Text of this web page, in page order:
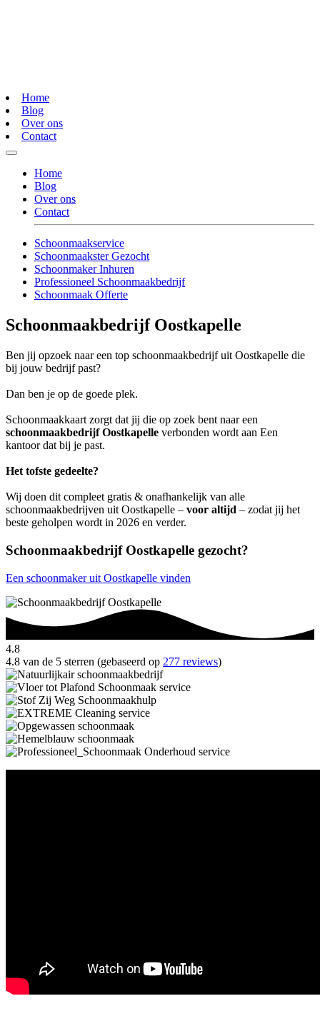
Home
Blog
Over ons
Contact
Home
Blog
Over ons
Contact
Schoonmaakservice
Schoonmaakster Gezocht
Schoonmaker Inhuren
Professioneel Schoonmaakbedrijf
Schoonmaak Offerte
Schoonmaakbedrijf Oostkapelle
Ben jij opzoek naar een top schoonmaakbedrijf uit Oostkapelle die
bij jouw bedrijf past?
Dan ben je op de goede plek.
Schoonmaakkaart zorgt dat jij die op zoek bent naar een
schoonmaakbedrijf Oostkapelle verbonden wordt aan Een
kantoor dat bij je past.
Het tofste gedeelte?
Wij doen dit compleet gratis & onafhankelijk van alle
schoonmaakbedrijven uit Oostkapelle – voor altijd – zodat jij het
beste geholpen wordt in 2026 en verder.
Schoonmaakbedrijf Oostkapelle gezocht?
Een schoonmaker uit Oostkapelle vinden
4.8
4.8 van de 5 sterren (gebaseerd op 277 reviews)